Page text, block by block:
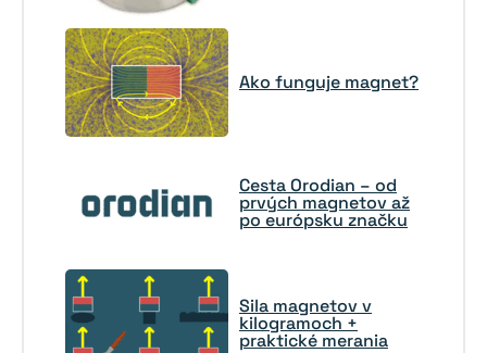
Ako funguje magnet?
Cesta Orodian – od
prvých magnetov až
po európsku značku
Sila magnetov v
kilogramoch +
praktické merania